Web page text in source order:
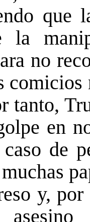
que
la
no
tanto,
en
de
y, por